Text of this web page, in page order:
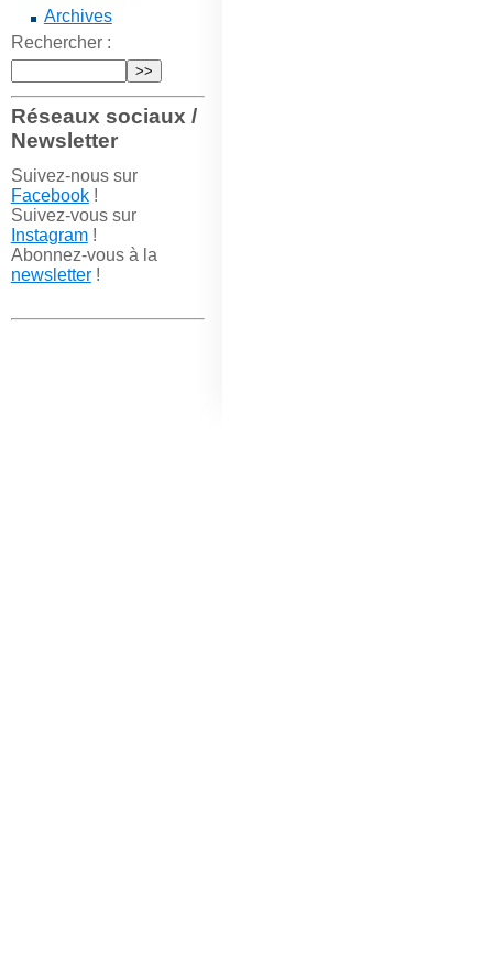
Archives
Rechercher :
Réseaux sociaux /
Newsletter
Suivez-nous sur
Facebook!
Suivez-vous sur
Instagram!
Abonnez-vous à la
newsletter!